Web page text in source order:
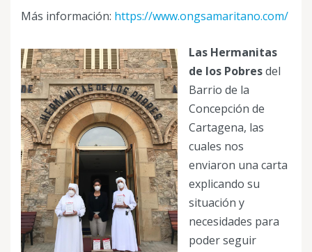
Más información: https://www.ongsamaritano.com/
Las Hermanitas
de los Pobresdel
Barrio de la
Concepción de
Cartagena, las
cuales nos
enviaron una carta
explicando su
situación y
necesidades para
poder seguir